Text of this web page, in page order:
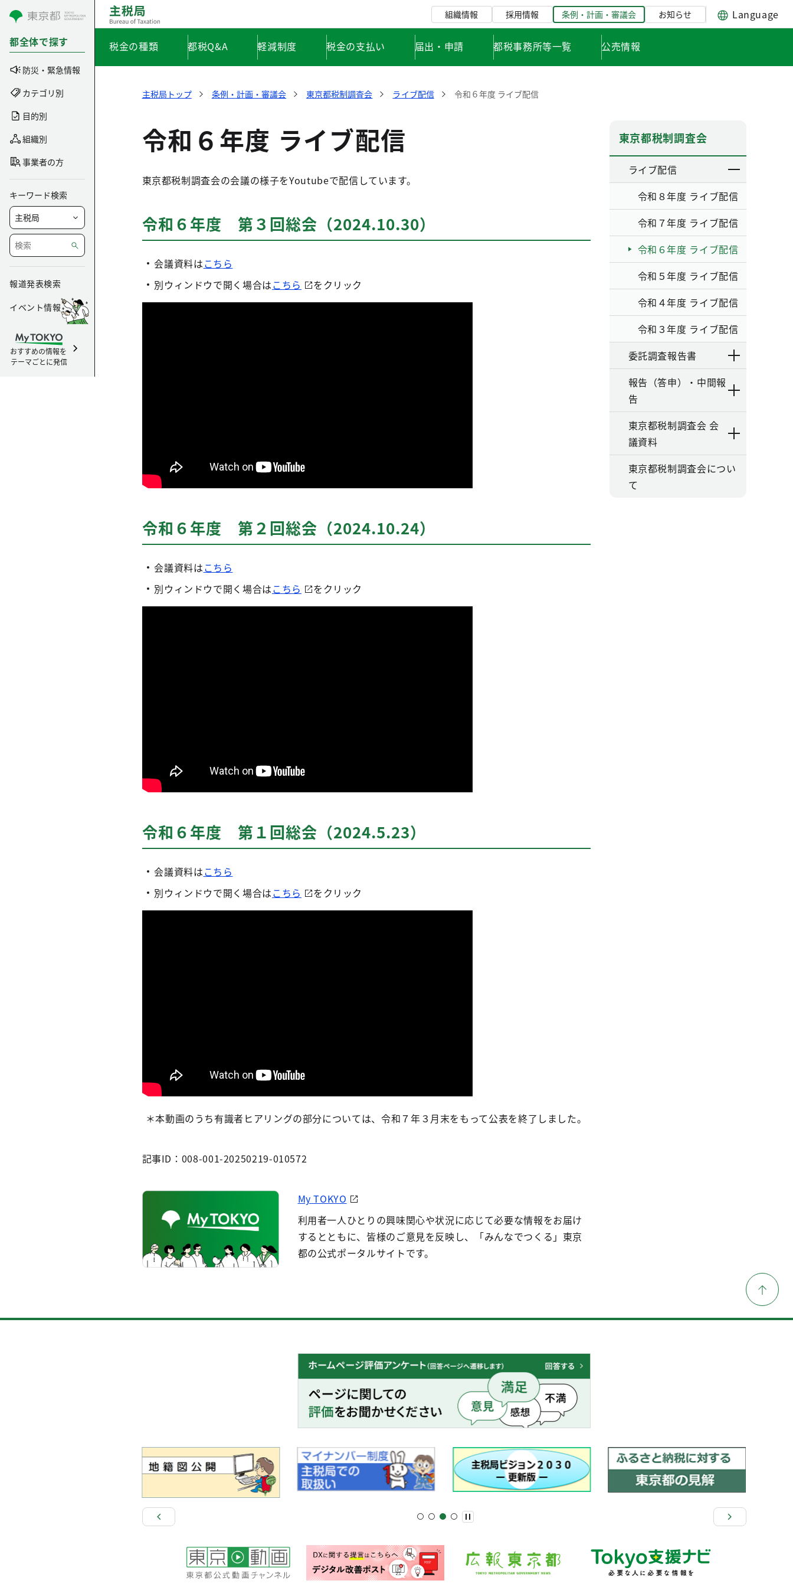
コンテンツにスキップ
都全体で探す
防災・緊急情報
カテゴリ別
目的別
組織別
事業者の方
キーワード検索
報道発表検索
イベント情報
おすすめの情報を
テーマごとに発信
組織情報 採用情報 条例・計画・審議会 お知らせ Language
税金の種類 都税Q&A 軽減制度 税金の支払い 届出・申請 都税事務所等一覧 公売情報
主税局トップ 条例・計画・審議会 東京都税制調査会 ライブ配信 令和６年度 ライブ配信
令和６年度 ライブ配信
東京都税制調査会の会議の様子をYoutubeで配信しています。
令和６年度 第３回総会（2024.10.30）
会議資料はこちら
別ウィンドウで開く場合はこちら をクリック
令和６年度 第２回総会（2024.10.24）
会議資料はこちら
別ウィンドウで開く場合はこちら をクリック
令和６年度 第１回総会（2024.5.23）
会議資料はこちら
別ウィンドウで開く場合はこちら をクリック
＊本動画のうち有識者ヒアリングの部分については、令和７年３月末をもって公表を終了しました。
記事ID：008-001-20250219-010572
My TOKYO
利用者一人ひとりの興味関心や状況に応じて必要な情報をお届け
するとともに、皆様のご意見を反映し、「みんなでつくる」東京
都の公式ポータルサイトです。
東京都税制調査会
ライブ配信
令和８年度 ライブ配信
令和７年度 ライブ配信
令和６年度 ライブ配信
令和５年度 ライブ配信
令和４年度 ライブ配信
令和３年度 ライブ配信
委託調査報告書
報告（答申）・中間報
告
東京都税制調査会 会
議資料
東京都税制調査会につい
て